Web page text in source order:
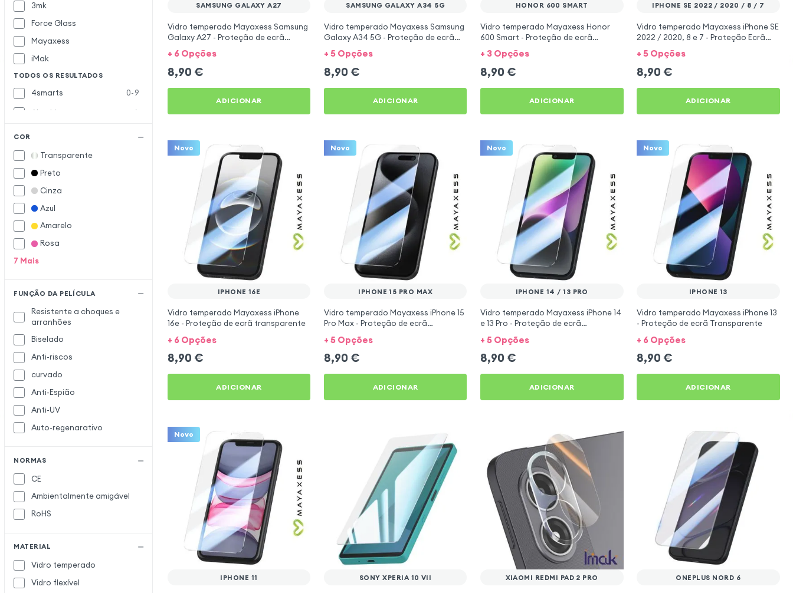
3mk
Force Glass
Mayaxess
iMak
TODOS OS RESULTADOS
4smarts
0-9
Akashi
A
Beeyo
Belkin
Benks
Bestsuit
Bigben
Blue Star
Blueo
Crosscall
Doro
Forcell
Forever
Jaym
Made for Xiaomi
M
Mocca
Mocolo
Moxie
MW
Myway
Panzer Glass
COR
Transparente
Preto
Cinza
Azul
Amarelo
Rosa
7 Mais
FUNÇÃO DA PELÍCULA
Resistente a choques e
arranhões
Biselado
Anti-riscos
curvado
Anti-Espião
Anti-UV
Auto-regenarativo
NORMAS
CE
Ambientalmente amigável
RoHS
MATERIAL
Vidro temperado
Vidro flexível
SAMSUNG GALAXY A27
Vidro temperado Mayaxess Samsung
Galaxy A27 - Proteção de ecrã
Transparente
+ 6 Opções
8,90 €
ADICIONAR
SAMSUNG GALAXY A34 5G
Vidro temperado Mayaxess Samsung
Galaxy A34 5G - Proteção de ecrã
Transparente
+ 5 Opções
8,90 €
ADICIONAR
HONOR 600 SMART
Vidro temperado Mayaxess Honor
600 Smart - Proteção de ecrã
Transparente
+ 3 Opções
8,90 €
ADICIONAR
IPHONE SE 2022 / 2020 / 8 / 7
Vidro temperado Mayaxess iPhone SE
2022 / 2020, 8 e 7 - Proteção Ecrã
Transparente
+ 5 Opções
8,90 €
ADICIONAR
Novo
IPHONE 16E
Vidro temperado Mayaxess iPhone
16e - Proteção de ecrã transparente
+ 6 Opções
8,90 €
ADICIONAR
Novo
IPHONE 15 PRO MAX
Vidro temperado Mayaxess iPhone 15
Pro Max - Proteção de ecrã
+ 5 Opções
8,90 €
ADICIONAR
Novo
IPHONE 14 / 13 PRO
Vidro temperado Mayaxess iPhone 14
e 13 Pro - Proteção de ecrã
+ 5 Opções
8,90 €
ADICIONAR
Novo
IPHONE 13
Vidro temperado Mayaxess iPhone 13
- Proteção de ecrã Transparente
+ 6 Opções
8,90 €
ADICIONAR
Novo
IPHONE 11 SONY XPERIA 10 VII XIAOMI REDMI PAD 2 PRO ONEPLUS NORD 6